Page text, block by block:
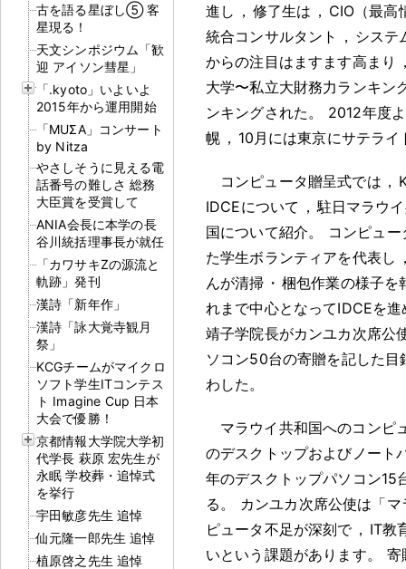
古を語る星ぼし⑤ 客
星現る！
天文シンポジウム「歓
迎 アイソン彗星」
「.kyoto」いよいよ
2015年から運用開始
「MUΣA」コンサート
by Nitza
やさしそうに見える電
話番号の難しさ 総務
大臣賞を受賞して
ANIA会長に本学の長
谷川統括理事長が就任
「カワサキZの源流と
軌跡」発刊
漢詩「新年作」
漢詩「詠大覚寺観月
祭」
KCGチームがマイクロ
ソフト学生ITコンテス
ト Imagine Cup 日本
大会で優勝！
京都情報大学院大学初
代学長 萩原 宏先生が
永眠 学校葬・追悼式
を挙行
宇田敏彦先生 追悼
仙元隆一郎先生 追悼
植原啓之先生 追悼
進し ， 修了生は ， CIO（最高
統合コンサルタント
， システ
からの注目はますます高まり
大学〜私立大財務力ランキン
ンキングされた 。
2012年度
幌 ， 10月には東京にサテラ
コンピュータ贈呈式では ，
IDCEについて ， 駐日マラウ
国について紹介。
コンピュ
た学生ボランティアを代表し
んが清掃 ・ 梱包作業の様子を
れまで中心となってIDCEを
靖子学院長がカンユカ次席公
ソコン50台の寄贈を記した目
わした 。
マラウイ共和国へのコンピ
のデスクトップおよびノート
年のデスクトップパソコン15
る 。
カンユカ次席公使は「
ピュータ不足が深刻で ， IT教
いという課題があります。
寄